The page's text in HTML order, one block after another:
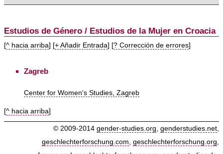
Estudios de Género / Estudios de la Mujer en Croacia
[^ hacia arriba] [+ Añadir Entrada] [? Corrección de errores]
Zagreb
Center for Women's Studies, Zagreb
[^ hacia arriba]
© 2009-2014 gender-studies.org, genderstudies.net,
geschlechterforschung.com, geschlechterforschung.org,